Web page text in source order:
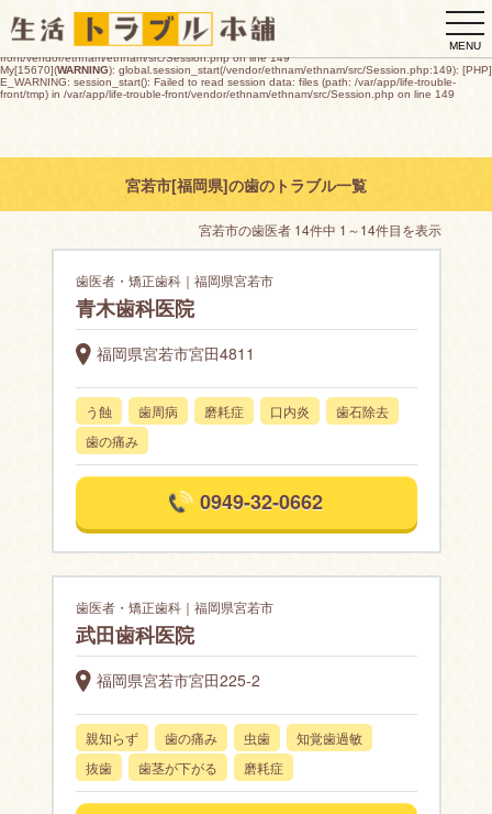
E_WARNING: session_start(): open(/var/app/life-trouble-
front/tmp/sess_15e1f774020e583250220323f7392e67663ef6633f0ca56fae0f7029a86c4d53,
O_RDWR) failed: デバイスに空き領域がありません (28) in /var/app/life-trouble-
front/vendor/ethnam/ethnam/src/Session.php on line 149
My[15670](WARNING): global.session_start(/vendor/ethnam/ethnam/src/Session.php:149): [PHP]
E_WARNING: session_start(): Failed to read session data: files (path: /var/app/life-trouble-
front/tmp) in /var/app/life-trouble-front/vendor/ethnam/ethnam/src/Session.php on line 149
MENU
宮若市[福岡県]の歯のトラブル一覧
宮若市の歯医者 14件中 1～14件目を表示
歯医者・矯正歯科｜福岡県宮若市
青木歯科医院
福岡県宮若市宮田4811
う蝕 歯周病 磨耗症 口内炎
歯石除去
歯の痛み
0949-32-0662
歯医者・矯正歯科｜福岡県宮若市
武田歯科医院
福岡県宮若市宮田225-2
親知らず 歯の痛み 虫歯
知覚歯過敏
抜歯
歯茎が下がる 磨耗症